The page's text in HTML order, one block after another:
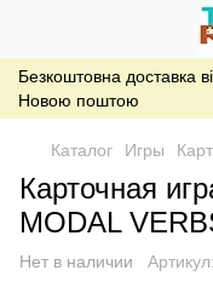
Безкоштовна доставка
Новою поштою
Каталог Игры
Карточная
MODAL
Нет в наличии Артикул: